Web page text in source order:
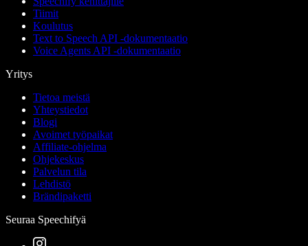
Tiimit
Koulutus
Text to Speech API -dokumentaatio
Voice Agents API -dokumentaatio
Yritys
Tietoa meistä
Yhteystiedot
Blogi
Avoimet työpaikat
Affiliate-ohjelma
Ohjekeskus
Palvelun tila
Lehdistö
Brändipaketti
Seuraa Speechifyä